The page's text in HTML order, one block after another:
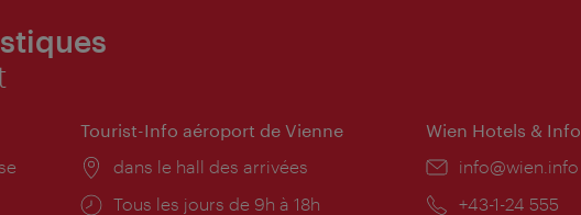
Tourist-Info aéroport de Vienne
Lieu:
dans le hall des arrivées
Horaires
Tous les jours de 9h à 18h
Wien Hotels & Info
E-
info@wien.info
Téléphone:
+43-1-24 555